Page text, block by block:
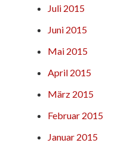
Juli 2015
Juni 2015
Mai 2015
April 2015
März 2015
Februar 2015
Januar 2015